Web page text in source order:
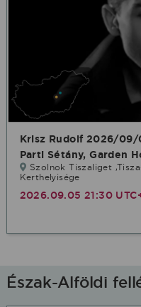
Krisz Rudolf 2026/09/
Parti Sétány, Garden
Szolnok Tiszaliget
Kerthelyisége
2026.09.05 21:30
Észak-Alföldi